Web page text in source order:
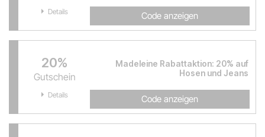
Details Code anzeigen
20%
Gutschein
Madeleine Rabattaktion: 20% auf
Hosen und Jeans
Details Code anzeigen